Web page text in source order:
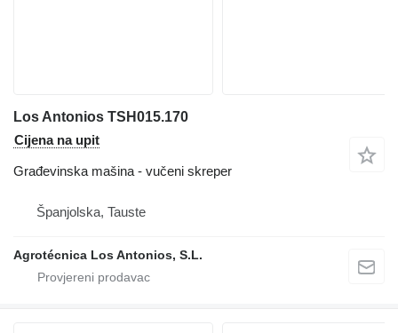
Los Antonios TSH015.170
Cijena na upit
Građevinska mašina - vučeni skreper
Španjolska, Tauste
Agrotécnica Los Antonios, S.L.